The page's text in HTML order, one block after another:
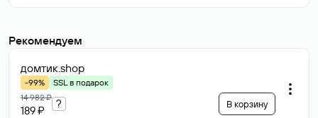
Рекомендуем
домтик.shop
-99%
SSL в подарок
14 982 ₽
189 ₽
? В корзину